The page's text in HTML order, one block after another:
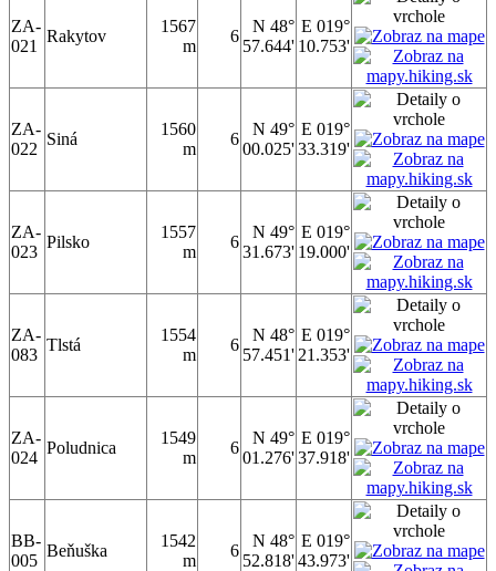
ZA-
021
Rakytov
1567
m
6
N 48°
57.644'
E 019°
10.753'
ZA-
022
Siná
1560
m
6
N 49°
00.025'
E 019°
33.319'
ZA-
023
Pilsko
1557
m
6
N 49°
31.673'
E 019°
19.000'
ZA-
083
Tlstá
1554
m
6
N 48°
57.451'
E 019°
21.353'
ZA-
024
Poludnica
1549
m
6
N 49°
01.276'
E 019°
37.918'
BB-
005
Beňuška
1542
m
6
N 48°
52.818'
E 019°
43.973'